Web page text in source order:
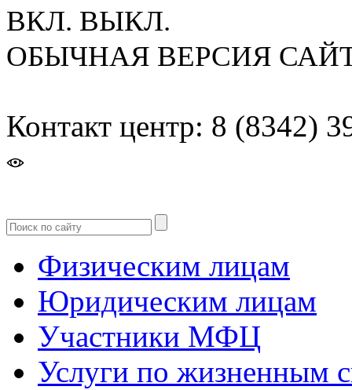
ВКЛ. ВЫКЛ.
ОБЫЧНАЯ ВЕРСИЯ
Контакт центр: 8 (8342)
Физическим лицам
Юридическим лицам
Участники МФЦ
Услуги по жизненным